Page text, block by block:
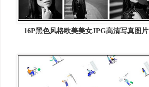
16P黑色风格欧美美女JPG高清写真图片